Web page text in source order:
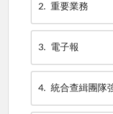
2 重要業務
3 電子報
4 統合查緝團隊